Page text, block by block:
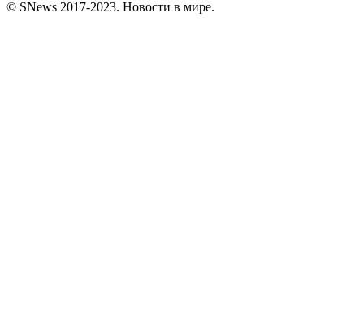
© SNews 2017-2023. Новости в мире.